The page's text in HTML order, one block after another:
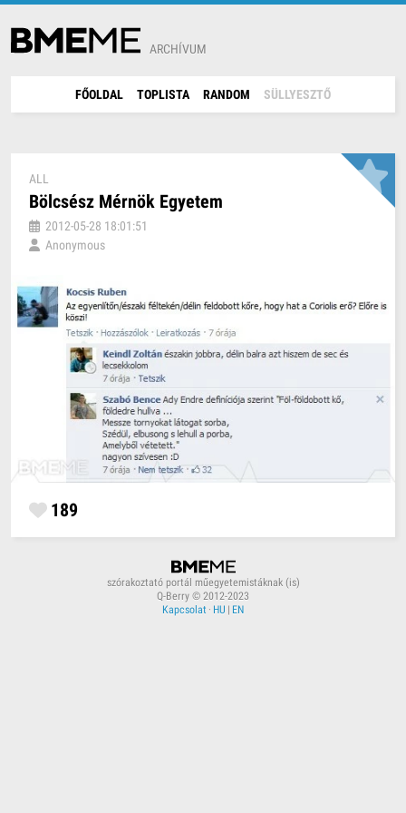
ARCHÍVUM
FŐOLDAL TOPLISTA RANDOM SÜLLYESZTŐ
ALL
Bölcsész Mérnök Egyetem
2012-05-28 18:01:51
Anonymous
189
szórakoztató portál műegyetemistáknak (is)
Q-Berry © 2012-2023
Kapcsolat · HU | EN